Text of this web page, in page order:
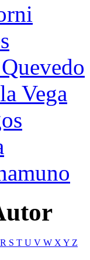
Vega
R S T U V W XY Z